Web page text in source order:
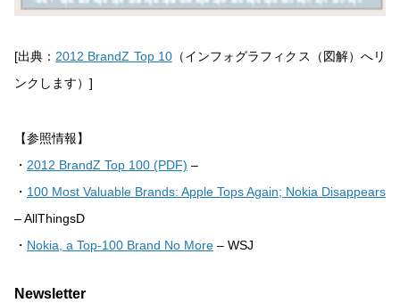
[出典：2012 BrandZ Top 10（インフォグラフィクス（図解）へリ
ンクします）]
【参照情報】
・ 2012 BrandZ Top 100 (PDF) –
・ 100 Most Valuable Brands: Apple Tops Again; Nokia Disappears
– AllThingsD
・ Nokia, a Top-100 Brand No More – WSJ
Newsletter